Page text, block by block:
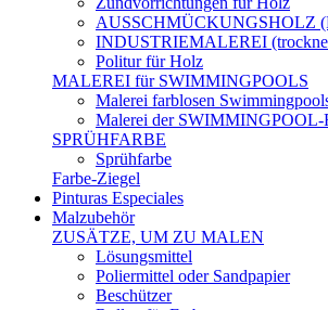
AUSSCHMÜCKUNGSHOLZ
INDUSTRIEMALEREI
Politur für Holz
MALEREI für SWIMMINGPOOLS
Malerei farblosen
Malerei der SWIMMINGPOOL-
SPRÜHFARBE
Sprühfarbe
Farbe-Ziegel
Pinturas Especiales
Malzubehör
ZUSÄTZE, UM ZU MALEN
Lösungsmittel
Poliermittel oder Sandpapier
Beschützer